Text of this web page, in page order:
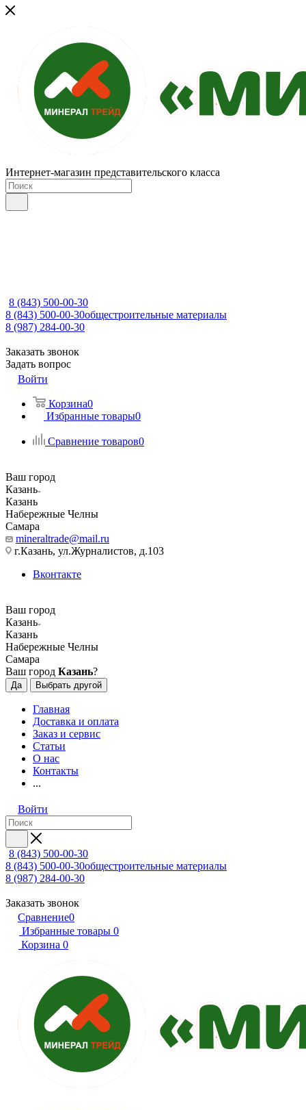
Интернет-магазин представительского класса
8 (843) 500-00-30
8 (843) 500-00-30общестроительные материалы
8 (987) 284-00-30
Заказать звонок
Задать вопрос
Войти
Корзина0
Избранные товары0
Сравнение товаров0
Ваш город
Казань
Казань
Набережные Челны
Самара
mineraltrade@mail.ru
г.Казань, ул.Журналистов, д.103
Вконтакте
Ваш город
Казань
Казань
Набережные Челны
Самара
Ваш город Казань?
Да Выбрать другой
Главная
Доставка и оплата
Заказ и сервис
Статьи
О нас
Контакты
...
Войти
8 (843) 500-00-30
8 (843) 500-00-30общестроительные материалы
8 (987) 284-00-30
Заказать звонок
Сравнение0
Избранные товары 0
Корзина 0